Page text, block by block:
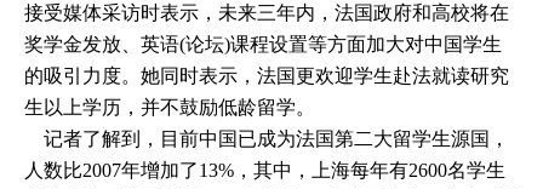
接受媒体采访时表示，未来三年内，法国政府和高校将在
奖学金发放、英语(论坛)课程设置等方面加大对中国学生
的吸引力度。她同时表示，法国更欢迎学生赴法就读研究
生以上学历，并不鼓励低龄留学。
记者了解到，目前中国已成为法国第二大留学生源国，
人数比2007年增加了13%，其中，上海每年有2600名学生